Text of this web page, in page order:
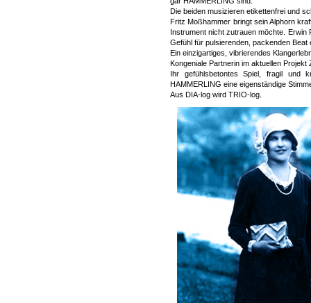
Die beiden musizieren etikettenfrei und
Fritz Moßhammer bringt sein Alphorn
Instrument nicht zutrauen möchte.
Gefühl für pulsierenden, packenden
Ein einzigartiges, vibrierendes
Kongeniale Partnerin im aktuellen
Ihr gefühlsbetontes Spiel, fragil und
HAMMERLING eine eigenständige
Aus DIA-log wird TRIO-log.